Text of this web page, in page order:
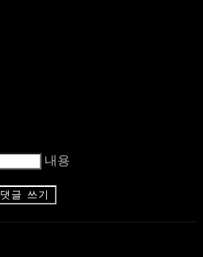
내용
댓글 쓰기